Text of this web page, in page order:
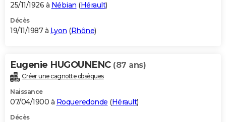
25/11/1926 à Nébian (Hérault)
Décès
19/11/1987 à Lyon (Rhône)
Eugenie HUGOUNENC (87 ans)
Créer une cagnotte obsèques
Naissance
07/04/1900 à Roqueredonde (Hérault)
Décès